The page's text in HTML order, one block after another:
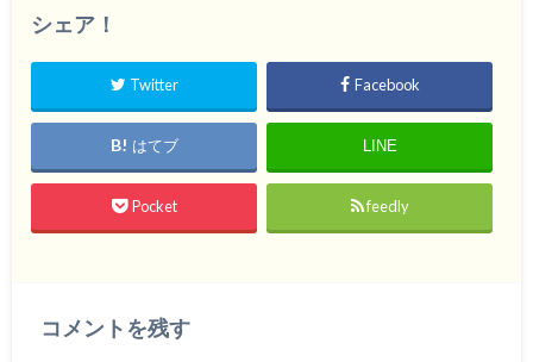
シェア！
Twitter Facebook
はてブ LINE
Pocket feedly
コメントを残す